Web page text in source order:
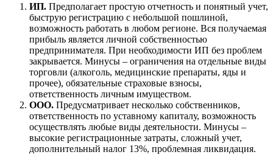
ИП. Предполагает простую отчетность и понятный учет,
быструю регистрацию с небольшой пошлиной,
возможность работать в любом регионе. Вся получаемая
прибыль является личной собственностью
предпринимателя. При необходимости ИП без проблем
закрывается. Минусы – ограничения на отдельные виды
торговли (алкоголь, медицинские препараты, яды и
прочее), обязательные страховые взносы,
ответственность личным имуществом.
ООО. Предусматривает несколько собственников,
ответственность по уставному капиталу, возможность
осуществлять любые виды деятельности. Минусы –
высокие регистрационные затраты, сложный учет,
дополнительный налог 13%, проблемная ликвидация.